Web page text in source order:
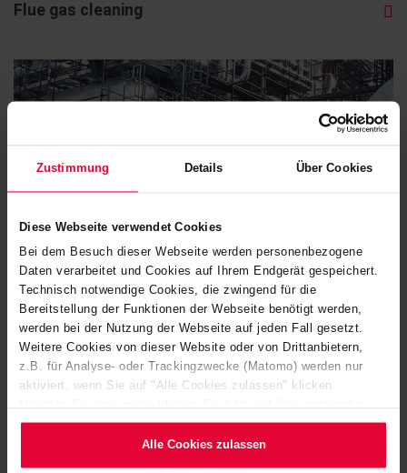
Zustimmung Details Über Cookies
Diese Webseite verwendet Cookies
Bei dem Besuch dieser Webseite werden personenbezogene
Daten verarbeitet und Cookies auf Ihrem Endgerät gespeichert.
Technisch notwendige Cookies, die zwingend für die
Bereitstellung der Funktionen der Webseite benötigt werden,
werden bei der Nutzung der Webseite auf jeden Fall gesetzt.
Weitere Cookies von dieser Website oder von Drittanbietern,
z.B. für Analyse- oder Trackingzwecke (Matomo) werden nur
aktiviert, wenn Sie auf "Alle Cookies zulassen" klicken.
Cookies verwenden". Mehr dazu (einschließlich der Möglichkeit,
die Einwilligungserklärung zu ändern oder zu widerrufen)
Alle Cookies zulassen
Flue gas cleaning
Sulfuric Acid Regeneration (SAR)